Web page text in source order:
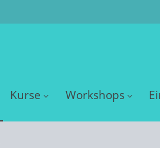
Kurse Workshops